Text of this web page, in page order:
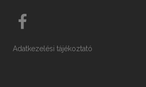
Adatkezelési tájékoztató